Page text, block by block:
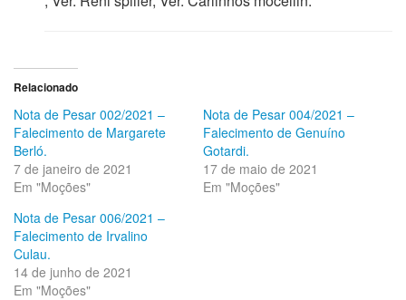
Relacionado
Nota de Pesar 002/2021 –
Falecimento de Margarete
Berló.
7 de janeiro de 2021
Em "Moções"
Nota de Pesar 004/2021 –
Falecimento de Genuíno
Gotardi.
17 de maio de 2021
Em "Moções"
Nota de Pesar 006/2021 –
Falecimento de Irvalino
Culau.
14 de junho de 2021
Em "Moções"